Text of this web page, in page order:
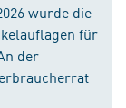
wurde die
für
der